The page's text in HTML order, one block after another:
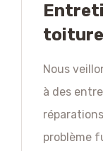
toiture
Nous
à des
problème